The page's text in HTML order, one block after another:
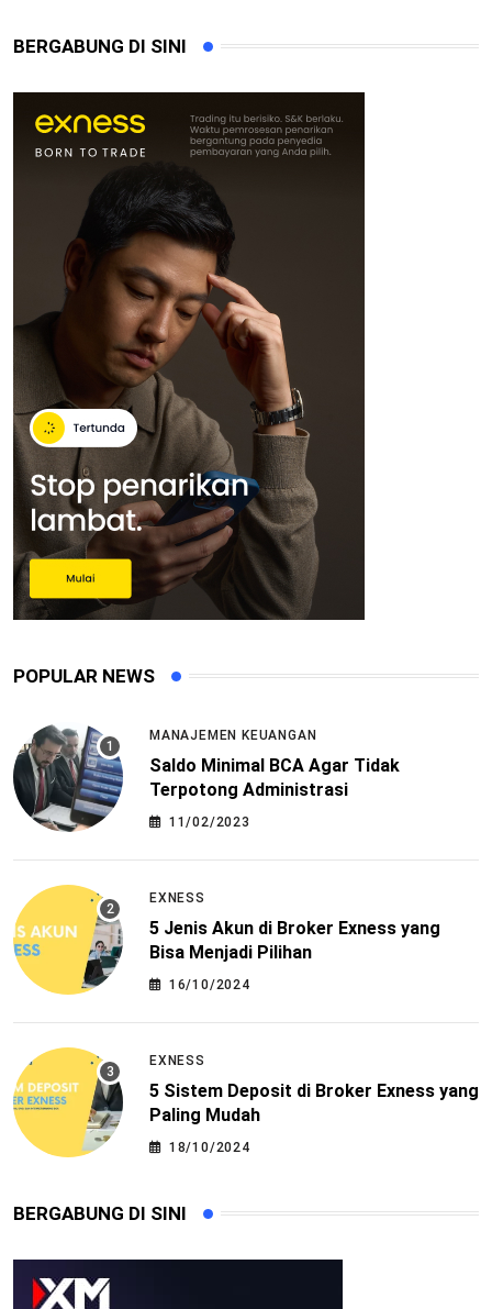
BERGABUNG DI SINI
POPULAR NEWS
MANAJEMEN KEUANGAN
Saldo Minimal BCA Agar Tidak
Terpotong Administrasi
11/02/2023
EXNESS
5 Jenis Akun di Broker Exness yang
Bisa Menjadi Pilihan
16/10/2024
EXNESS
5 Sistem Deposit di Broker Exness yang
Paling Mudah
18/10/2024
BERGABUNG DI SINI